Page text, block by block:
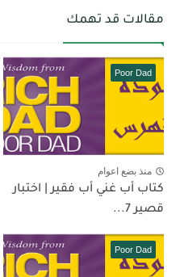
مقالات قد تهمك
Poor Dad
منذ بضع اعوام
كتاب أب غني أب فقير | اختبار
قصير 7...
Poor Dad